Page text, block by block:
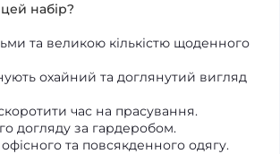
набір?
та великою кількістю щоденного
охайний та доглянутий вигляд
час на прасування.
догляду за гардеробом.
та повсякденного одягу.